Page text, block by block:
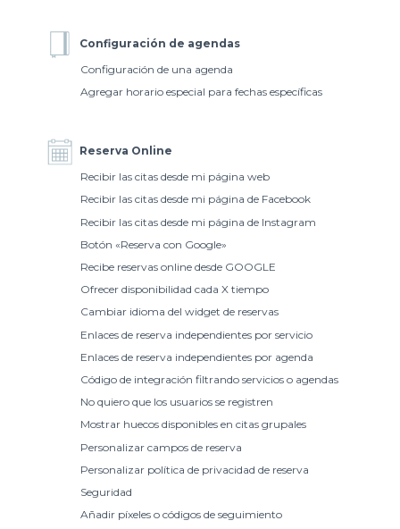
Configuración de agendas
Configuración de una agenda
Agregar horario especial para fechas específicas
Reserva Online
Recibir las citas desde mi página web
Recibir las citas desde mi página de Facebook
Recibir las citas desde mi página de Instagram
Botón «Reserva con Google»
Recibe reservas online desde GOOGLE
Ofrecer disponibilidad cada X tiempo
Cambiar idioma del widget de reservas
Enlaces de reserva independientes por servicio
Enlaces de reserva independientes por agenda
Código de integración filtrando servicios o agendas
No quiero que los usuarios se registren
Mostrar huecos disponibles en citas grupales
Personalizar campos de reserva
Personalizar política de privacidad de reserva
Seguridad
Añadir píxeles o códigos de seguimiento